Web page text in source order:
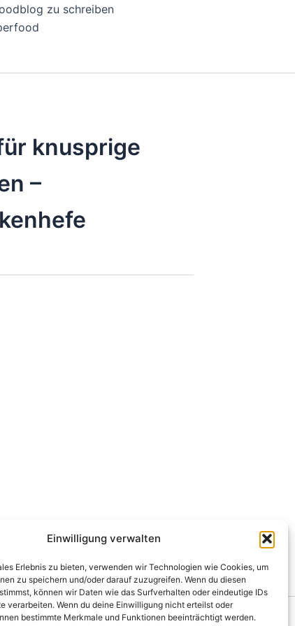
Einwilligung verwalten
Erlebnis zu bieten, verwenden wir Technologien wie Cookies, um
zu speichern und/oder darauf zuzugreifen. Wenn du diesen
können wir Daten wie das Surfverhalten oder eindeutige IDs
verarbeiten. Wenn du deine Einwilligung nicht erteilst oder
bestimmte Merkmale und Funktionen beeinträchtigt werden.
zu schreiben
knusprige
–